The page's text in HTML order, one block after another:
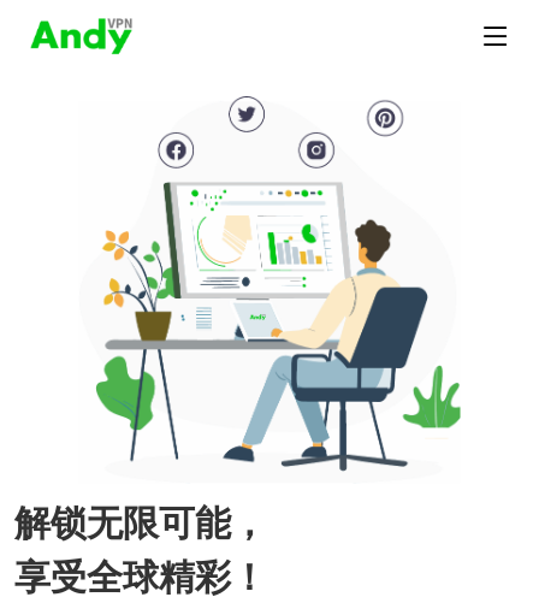
解锁无限可能，
享受全球精彩！